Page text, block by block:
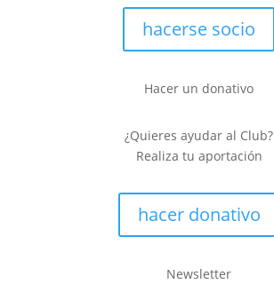
hacerse socio
Hacer un donativo
¿Quieres ayudar al Club?
Realiza tu aportación
hacer donativo
Newsletter